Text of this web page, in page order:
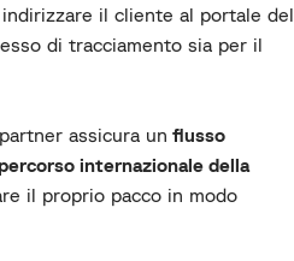
il cliente al portale del
di tracciamento sia per il
assicura un flusso
internazionale della
il proprio pacco in modo